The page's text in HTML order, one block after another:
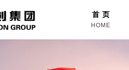
首 页
HOME